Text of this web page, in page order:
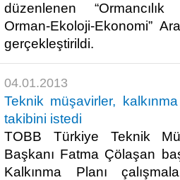
düzenlenen
Orman-Ekoloji-Ekonomi”
gerçekleştirildi.​ ​
04.01.2013
Teknik müşavirler,
takibini istedi
TOBB Türkiye Teknik
Başkanı Fatma Çölaşan
Kalkınma Planı